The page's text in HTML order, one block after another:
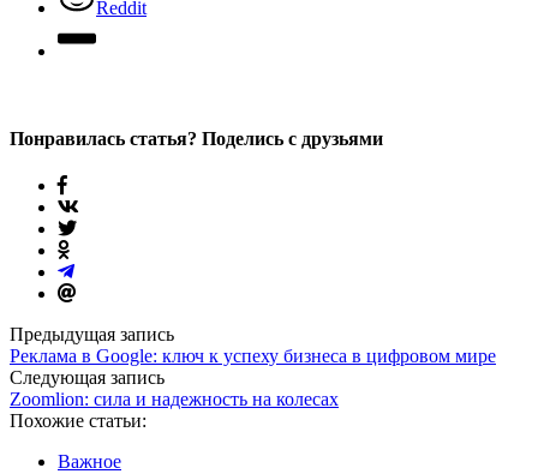
Reddit
Понравилась статья? Поделись с друзьями
Предыдущая запись
Реклама в Google: ключ к успеху бизнеса в цифровом мире
Следующая запись
Zoomlion: сила и надежность на колесах
Похожие статьи:
Важное